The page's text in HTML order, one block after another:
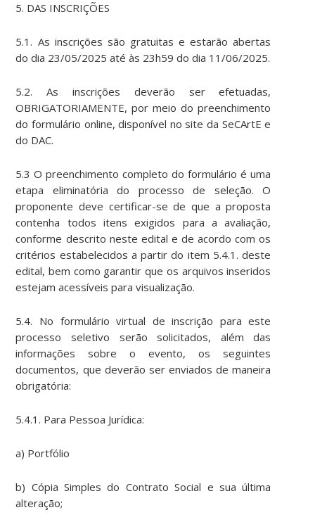
5. DAS INSCRIÇÕES
5.1. As inscrições são gratuitas e estarão abertas
do dia 23/05/2025 até às 23h59 do dia 11/06/2025.
5.2. As inscrições deverão ser efetuadas,
OBRIGATORIAMENTE, por meio do preenchimento
do formulário online, disponível no site da SeCArtE e
do DAC.
5.3 O preenchimento completo do formulário é uma
etapa eliminatória do processo de seleção. O
proponente deve certificar-se de que a proposta
contenha todos itens exigidos para a avaliação,
conforme descrito neste edital e de acordo com os
critérios estabelecidos a partir do item 5.4.1. deste
edital, bem como garantir que os arquivos inseridos
estejam acessíveis para visualização.
5.4. No formulário virtual de inscrição para este
processo seletivo serão solicitados, além das
informações sobre o evento, os seguintes
documentos, que deverão ser enviados de maneira
obrigatória:
5.4.1. Para Pessoa Jurídica:
a) Portfólio
b) Cópia Simples do Contrato Social e sua última
alteração;